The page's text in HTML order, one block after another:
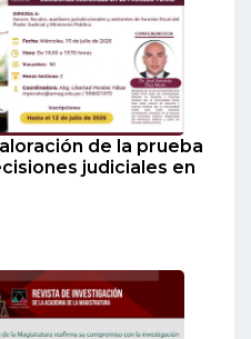
de la prueba
judiciales en